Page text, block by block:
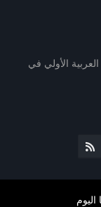
الأولي في